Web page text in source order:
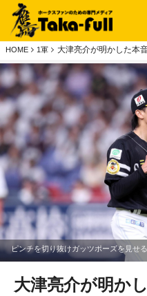
HOME 1軍 大津亮介が明かした本
ピンチを切り抜けガッツポーズを見せ
大津亮介が明か